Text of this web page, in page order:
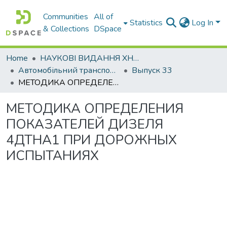
Communities
& Collections
All of
DSpace
Statistics Log In
Home
НАУКОВІ ВИДАННЯ ХНАДУ
Автомобільний транспорт / Автомобильный транспорт
Выпуск 33
МЕТОДИКА ОПРЕДЕЛЕНИЯ ПОКАЗАТЕЛЕЙ ДИЗЕЛЯ 4ДТНА1 ПРИ ДОРОЖНЫХ ИСПЫТАНИЯХ
МЕТОДИКА ОПРЕДЕЛЕНИЯ
ПОКАЗАТЕЛЕЙ ДИЗЕЛЯ
4ДТНА1 ПРИ ДОРОЖНЫХ
ИСПЫТАНИЯХ